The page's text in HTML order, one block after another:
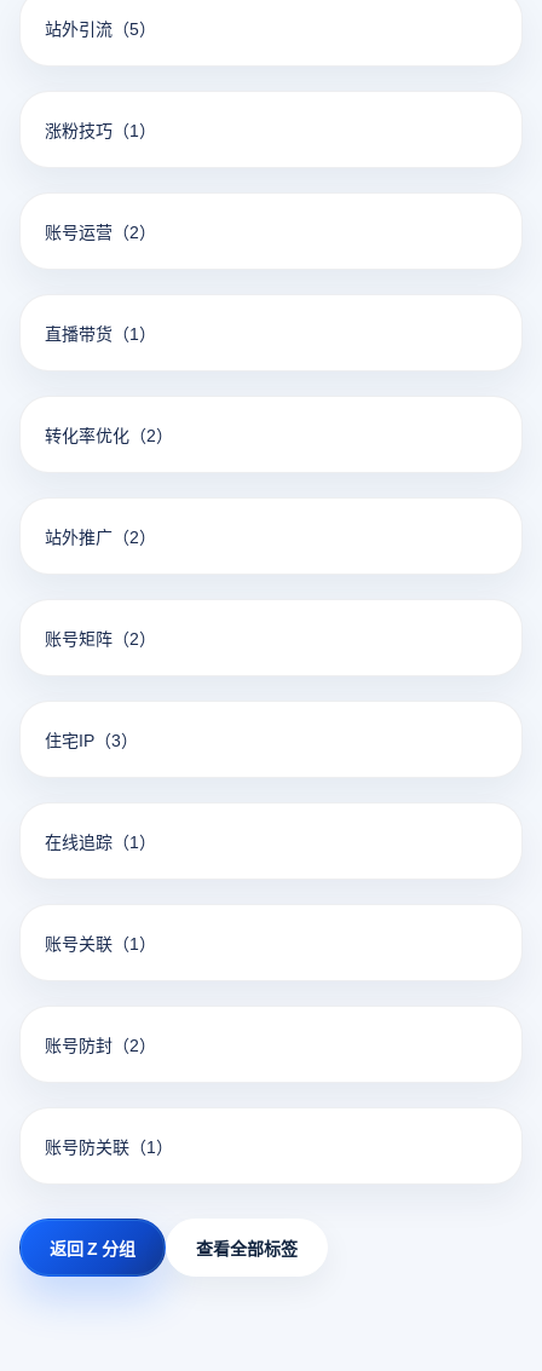
站外引流 （5）
涨粉技巧 （1）
账号运营 （2）
直播带货 （1）
转化率优化 （2）
站外推广 （2）
账号矩阵 （2）
住宅IP （3）
在线追踪 （1）
账号关联 （1）
账号防封 （2）
账号防关联 （1）
返回 Z 分组 查看全部标签